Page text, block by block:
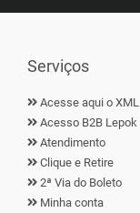
Serviços
Acesse aqui o XML
Acesso B2B Lepok
Atendimento
Clique e Retire
2ª Via do Boleto
Minha conta